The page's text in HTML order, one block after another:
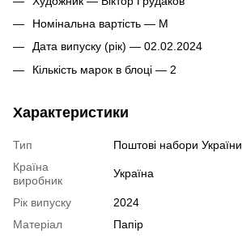
Номінальна вартість — М
Дата випуску (рік) — 02.02.2024
Кількість марок в блоці — 2
Характеристики
Тип
Поштові набори України
Країна
виробник
Україна
Рік випуску
2024
Матеріал
Папір